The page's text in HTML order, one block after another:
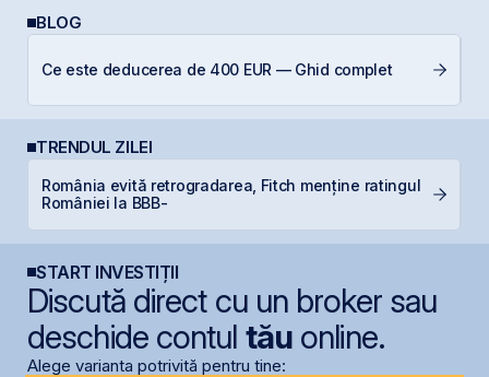
BLOG
Ce este deducerea de 400 EUR — Ghid complet
TRENDUL ZILEI
România evită retrogradarea, Fitch menține ratingul
României la BBB-
START INVESTIȚII
Discută direct cu un broker sau
deschide contul tăuonline.
Alege varianta potrivită pentru tine: